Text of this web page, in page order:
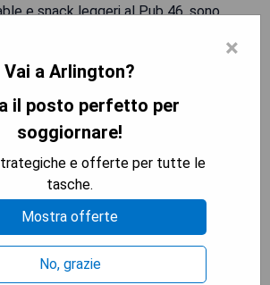
e snack leggeri al Pub 46, sono
la cantina Dry Mill Winery si
dal resort.
a disposizione
completo
in loco
gratuito
IL PREZZO MIGLIORE
×
Vai a Arlington?
il posto perfetto per
soggiornare!
e offerte per tutte le
tasche.
Mostra offerte
No, grazie